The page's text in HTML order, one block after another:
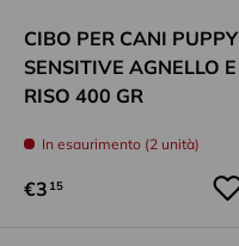
CIBO PER CANI PUPPY
SENSITIVE AGNELLO E
RISO 400 GR
In esaurimento (2 unità)
€3 15